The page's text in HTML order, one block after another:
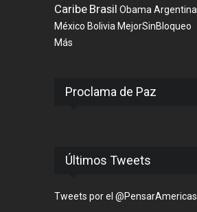
Caribe Brasil Obama Argentina
México Bolivia MejorSinBloqueo
Más
Proclama de Paz
Últimos Tweets
Tweets por el @PensarAmericas.